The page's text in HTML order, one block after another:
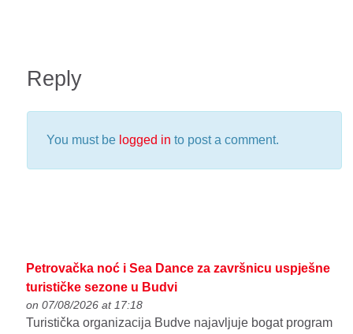
Reply
You must be logged in to post a comment.
Petrovačka noć i Sea Dance za završnicu uspješne
turističke sezone u Budvi
on 07/08/2026 at 17:18
Turistička organizacija Budve najavljuje bogat program